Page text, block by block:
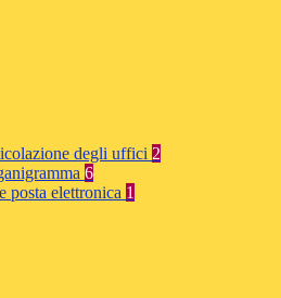
degli uffici 2
6
posta elettronica 1